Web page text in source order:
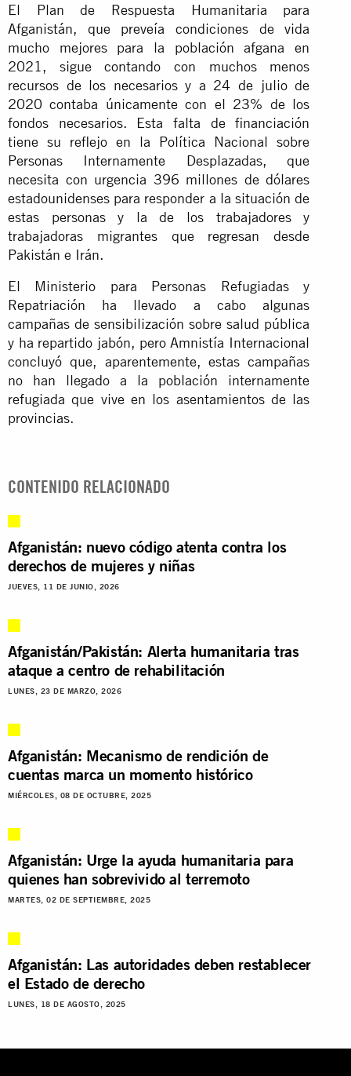
El Plan de Respuesta Humanitaria para
Afganistán, que preveía condiciones de vida
mucho mejores para la población afgana en
2021, sigue contando con muchos menos
recursos de los necesarios y a 24 de julio de
2020 contaba únicamente con el 23% de los
fondos necesarios. Esta falta de financiación
tiene su reflejo en la Política Nacional sobre
Personas Internamente Desplazadas, que
necesita con urgencia 396 millones de dólares
estadounidenses para responder a la situación de
estas personas y la de los trabajadores y
trabajadoras migrantes que regresan desde
Pakistán e Irán.
El Ministerio para Personas Refugiadas y
Repatriación ha llevado a cabo algunas
campañas de sensibilización sobre salud pública
y ha repartido jabón, pero Amnistía Internacional
concluyó que, aparentemente, estas campañas
no han llegado a la población internamente
refugiada que vive en los asentamientos de las
provincias.
CONTENIDO RELACIONADO
Afganistán: nuevo código atenta contra los
derechos de mujeres y niñas
JUEVES, 11 DE JUNIO, 2026
Afganistán/Pakistán: Alerta humanitaria tras
ataque a centro de rehabilitación
LUNES, 23 DE MARZO, 2026
Afganistán: Mecanismo de rendición de
cuentas marca un momento histórico
MIÉRCOLES, 08 DE OCTUBRE, 2025
Afganistán: Urge la ayuda humanitaria para
quienes han sobrevivido al terremoto
MARTES, 02 DE SEPTIEMBRE, 2025
Afganistán: Las autoridades deben restablecer
el Estado de derecho
LUNES, 18 DE AGOSTO, 2025